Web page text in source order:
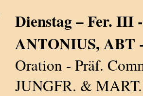
Dienstag – Fer. III
ANTONIUS, ABT
Oration - Präf.
JUNGFR. &